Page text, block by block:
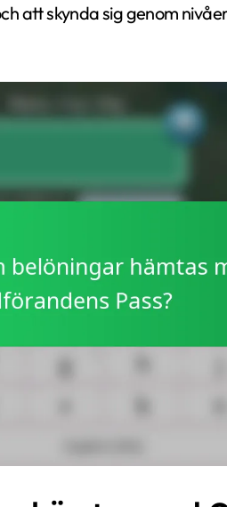
att skynda sig genom